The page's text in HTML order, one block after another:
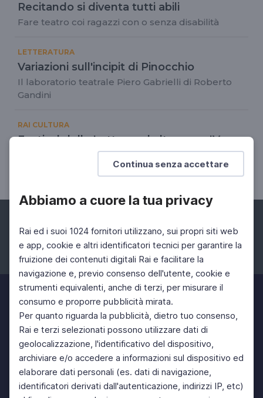
Continua senza accettare
Abbiamo a cuore la tua privacy
Rai ed i suoi 1024 fornitori utilizzano, sui propri siti web
e app, cookie e altri identificatori tecnici per garantire la
fruizione dei contenuti digitali Rai e facilitare la
navigazione e, previo consenso dell'utente, cookie e
strumenti equivalenti, anche di terzi, per misurare il
consumo e proporre pubblicità mirata.
Per quanto riguarda la pubblicità, dietro tuo consenso,
Rai e terzi selezionati possono utilizzare dati di
geolocalizzazione, l'identificativo del dispositivo,
archiviare e/o accedere a informazioni sul dispositivo ed
elaborare dati personali (es. dati di navigazione,
identificatori derivati dall'autenticazione, indirizzi IP, etc)
Recitando si diventa tutti abili
Fare teatro coi ragazzi con o senza disabilità
LETTERATURA
Variazioni sull'incipit di Pinocchio
Il laboratorio teatrale Piero Gabrielli di Roberto
Gandini
RAI CULTURA
Festival della Lettura ad alta voce, IV
21 Dic 2020 > 21 Dic 2020
Facebook Instagram Twitter